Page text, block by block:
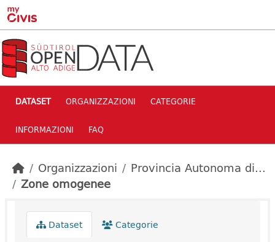
Skip to main content
DATASET ORGANIZZAZIONI CATEGORIE
INFORMAZIONI FAQ
Organizzazioni
Provincia Autonoma di...
Zone omogenee
Dataset
Categorie